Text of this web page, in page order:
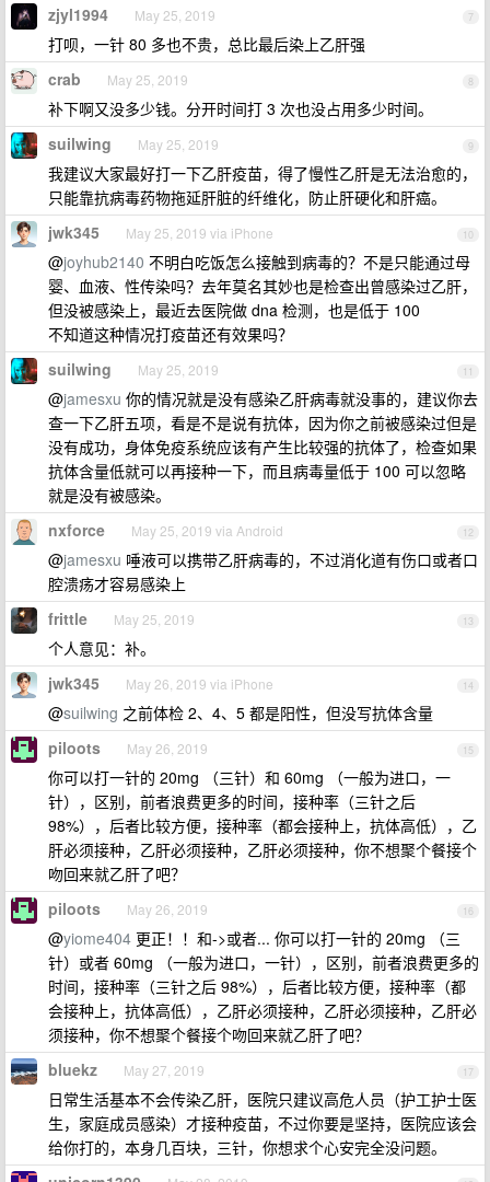
7
zjyl1994 May 25, 2019
打呗，一针 80 多也不贵，总比最后染上乙肝强
8
crab May 25, 2019
补下啊又没多少钱。分开时间打 3 次也没占用多少时间。
9
suilwing May 25, 2019
我建议大家最好打一下乙肝疫苗，得了慢性乙肝是无法治愈的，
只能靠抗病毒药物拖延肝脏的纤维化，防止肝硬化和肝癌。
10
jwk345 May 25, 2019 via iPhone
@joyhub2140 不明白吃饭怎么接触到病毒的？不是只能通过母
婴、血液、性传染吗？去年莫名其妙也是检查出曾感染过乙肝，
但没被感染上，最近去医院做 dna 检测，也是低于 100
不知道这种情况打疫苗还有效果吗？
11
suilwing May 25, 2019
@jamesxu 你的情况就是没有感染乙肝病毒就没事的，建议你去
查一下乙肝五项，看是不是说有抗体，因为你之前被感染过但是
没有成功，身体免疫系统应该有产生比较强的抗体了，检查如果
抗体含量低就可以再接种一下，而且病毒量低于 100 可以忽略
就是没有被感染。
12
nxforce May 25, 2019 via Android
@jamesxu 唾液可以携带乙肝病毒的，不过消化道有伤口或者口
腔溃疡才容易感染上
13
frittle May 25, 2019
个人意见：补。
14
jwk345 May 26, 2019 via iPhone
@suilwing 之前体检 2、4、5 都是阳性，但没写抗体含量
15
piloots May 26, 2019
你可以打一针的 20mg （三针）和 60mg （一般为进口，一
针），区别，前者浪费更多的时间，接种率（三针之后
98%），后者比较方便，接种率（都会接种上，抗体高低），乙
肝必须接种，乙肝必须接种，乙肝必须接种，你不想聚个餐接个
吻回来就乙肝了吧？
16
piloots May 26, 2019
@yiome404 更正！！和->或者... 你可以打一针的 20mg （三
针）或者 60mg （一般为进口，一针），区别，前者浪费更多的
时间，接种率（三针之后 98%），后者比较方便，接种率（都
会接种上，抗体高低），乙肝必须接种，乙肝必须接种，乙肝必
须接种，你不想聚个餐接个吻回来就乙肝了吧？
17
bluekz May 27, 2019
日常生活基本不会传染乙肝，医院只建议高危人员（护工护士医
生，家庭成员感染）才接种疫苗，不过你要是坚持，医院应该会
给你打的，本身几百块，三针，你想求个心安完全没问题。